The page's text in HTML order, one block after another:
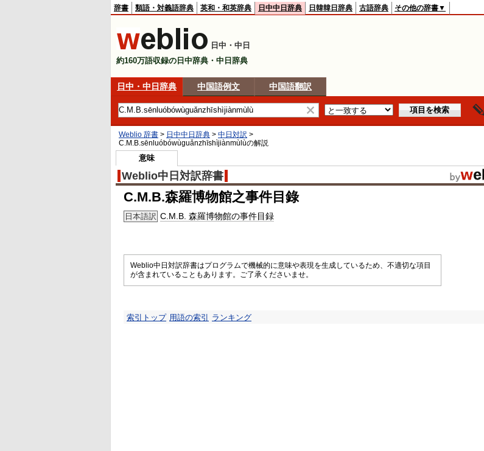
辞書 類語・対義語辞典 英和・和英辞典 日中中日辞典 日韓韓日辞典 古語辞典 その他の辞書▼
日中・中日
約160万語収録の日中辞典・中日辞典
日中・中日辞典 中国語例文 中国語翻訳
Weblio 辞書 > 日中中日辞典 > 中日対訳 >
C.M.B.sēnluóbówùguǎnzhīshìjiànmùlùの解説
意味
Weblio中日対訳辞書
C.M.B.森羅博物館之事件目錄
日本語訳 C.M.B. 森羅博物館の事件目録
Weblio中日対訳辞書はプログラムで機械的に意味や表現を生成しているため、不適切な項目
が含まれていることもあります。ご了承くださいませ。
索引トップ 用語の索引 ランキング